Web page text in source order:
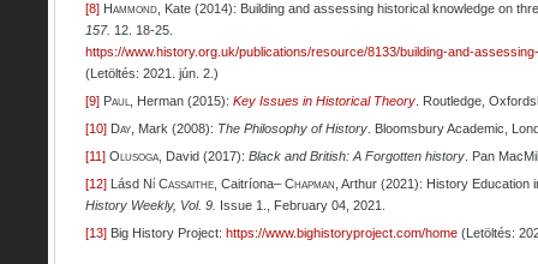
[8] Hammond , Kate (2014): Building and assessing historical knowledge on
157. 12. 18-25.
https://www.history.org.uk/publications/resource/8133/building-and-
(Letöltés: 2021. jún. 2.)
[9] Paul , Herman (2015): Key Issues in Historical Theory . Routledge,
[10] Day , Mark (2008): The Philosophy of History . Bloomsbury Academic,
[11] Olusoga , David (2017): Black and British: A Forgotten history . Pan
[12] Lásd Ní Cassaithe , Caitríona– Chapman , Arthur (2021): History
History Weekly, Vol. 9.
Issue 1., February 04, 2021.
[13] Big History Project: https://www.bighistoryproject.com/home (Letöltés: